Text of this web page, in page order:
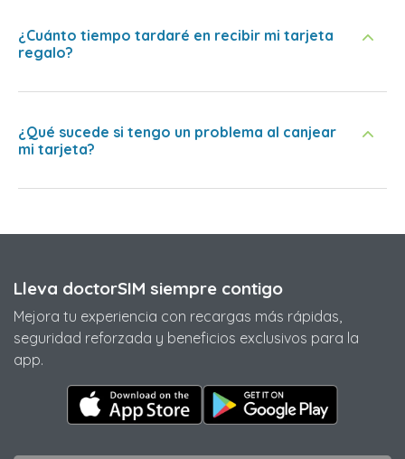
¿Cuánto tiempo tardaré en recibir mi tarjeta
regalo?
¿Qué sucede si tengo un problema al canjear
mi tarjeta?
Lleva doctorSIM siempre contigo
Mejora tu experiencia con recargas más rápidas,
seguridad reforzada y beneficios exclusivos para la
app.